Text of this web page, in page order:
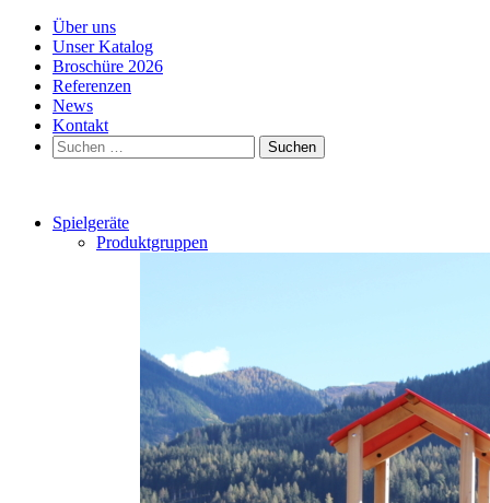
Über uns
Unser Katalog
Broschüre 2026
Referenzen
News
Kontakt
Suchen
nach:
Spielgeräte
Produktgruppen